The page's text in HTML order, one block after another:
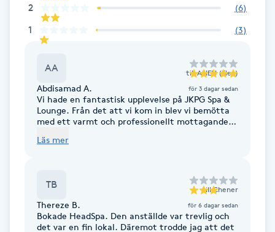
Kostrådgivning
Kroppsinpackning
Käkledsbehandling
Kärlbehandling
Lashlift Keratin
2 (6)
1 (3)
AA till ASIEN (Elev)
Abdisamad A. för 3 dagar sedan
Vi hade en fantastisk upplevelse på JKPG Spa &
Lounge. Från det att vi kom in blev vi bemötta
med ett varmt och professionellt mottagande.
vilket gjorde att vi verkligen kunde koppla bort
genomtänkt. Personalen var trevlig, hjälpsam
och såg till att vi kände oss väl omhändertagna
underbar stund. Vi lämnar spaet utvilade och
med fina minnen, och vi ser redan fram emot
Läs mer
TB till Chener
Thereze B. för 6 dagar sedan
Bokade HeadSpa. Den anställde var trevlig och
det var en fin lokal. Däremot trodde jag att det